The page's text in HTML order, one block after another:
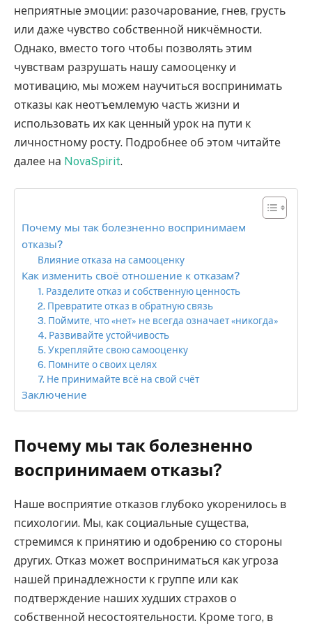
неприятные эмоции: разочарование, гнев, грусть
или даже чувство собственной никчёмности.
Однако, вместо того чтобы позволять этим
чувствам разрушать нашу самооценку и
мотивацию, мы можем научиться воспринимать
отказы как неотъемлемую часть жизни и
использовать их как ценный урок на пути к
личностному росту. Подробнее об этом читайте
далее на NovaSpirit.
Почему мы так болезненно воспринимаем
отказы?
Влияние отказа на самооценку
Как изменить своё отношение к отказам?
1. Разделите отказ и собственную ценность
2. Превратите отказ в обратную связь
3. Поймите, что «нет» не всегда означает «никогда»
4. Развивайте устойчивость
5. Укрепляйте свою самооценку
6. Помните о своих целях
7. Не принимайте всё на свой счёт
Заключение
Почему мы так болезненно
воспринимаем отказы?
Наше восприятие отказов глубоко укоренилось в
психологии. Мы, как социальные существа,
стремимся к принятию и одобрению со стороны
других. Отказ может восприниматься как угроза
нашей принадлежности к группе или как
подтверждение наших худших страхов о
собственной несостоятельности. Кроме того, в